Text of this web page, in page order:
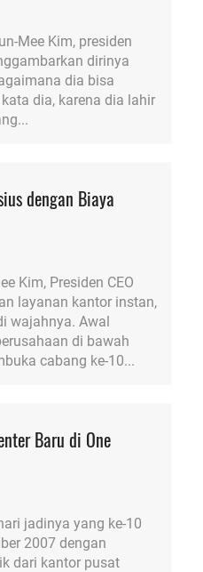
Mee Kim, presiden
dirinya
dia bisa
dia, karena dia lahir
dengan Biaya
Kim, Presiden CEO
layanan kantor instan,
wajahnya. Awal
di bawah
cabang ke-10...
Baru di One
jadinya yang ke-10
2007 dengan
dari kantor pusat